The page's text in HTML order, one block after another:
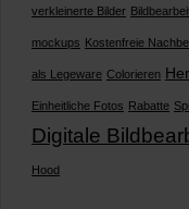
verkleinerte Bilder
mockups Kostenfreie
als Legeware Colorieren
Einheitliche Fotos Rabatte
Digitale
Hood